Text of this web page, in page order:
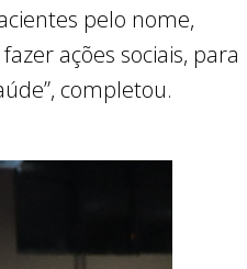
pelo nome,
ações sociais, para
completou.